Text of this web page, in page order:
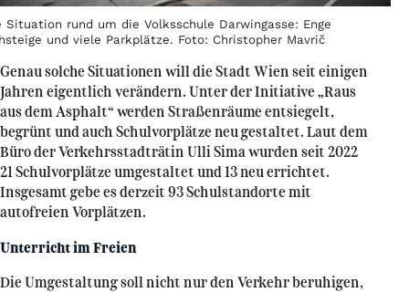
Situation rund um die Volksschule Darwingasse: Enge
und viele Parkplätze. Foto: Christopher Mavrič
Genau solche Situationen will die Stadt Wien seit einigen
Jahren eigentlich verändern. Unter der Initiative „Raus
aus dem Asphalt“ werden Straßenräume entsiegelt,
begrünt und auch Schulvorplätze neu gestaltet. Laut dem
Büro der Verkehrsstadträtin Ulli Sima wurden seit 2022
21 Schulvorplätze umgestaltet und 13 neu errichtet.
Insgesamt gebe es derzeit 93 Schulstandorte mit
autofreien Vorplätzen.
Unterricht im Freien
Die Umgestaltung soll nicht nur den Verkehr beruhigen,